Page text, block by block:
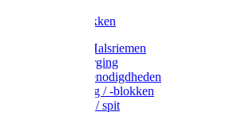
Varkensbakken
Halsters / Halsriemen
Hoefverzorging
Lammer benodigdheden
Ramdektuig / -blokken
Vastzetpen / spit